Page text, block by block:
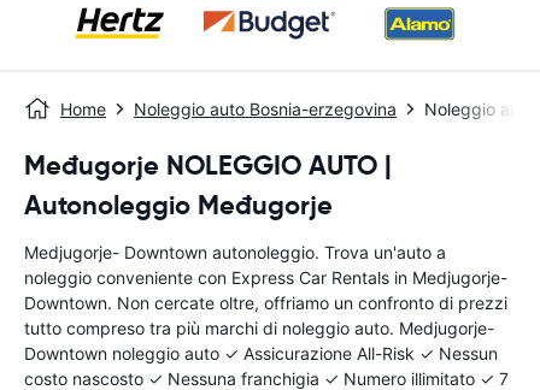
Home Noleggio auto Bosnia-erzegovina Noleggio
Međugorje NOLEGGIO AUTO |
Autonoleggio Međugorje
Medjugorje- Downtown autonoleggio. Trova un'auto a
noleggio conveniente con Express Car Rentals in Medjugorje-
Downtown. Non cercate oltre, offriamo un confronto di prezzi
tutto compreso tra più marchi di noleggio auto. Medjugorje-
Downtown noleggio auto ✓ Assicurazione All-Risk ✓ Nessun
costo nascosto ✓ Nessuna franchigia ✓ Numero illimitato ✓ 7